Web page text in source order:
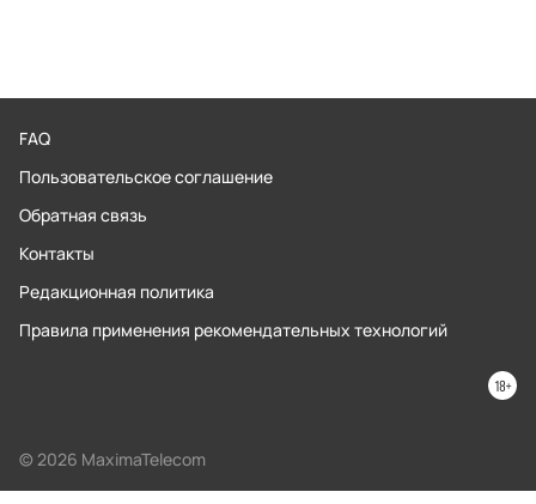
FAQ
Пользовательское соглашение
Обратная связь
Контакты
Редакционная политика
Правила применения рекомендательных технологий
© 2026 MaximaTelecom